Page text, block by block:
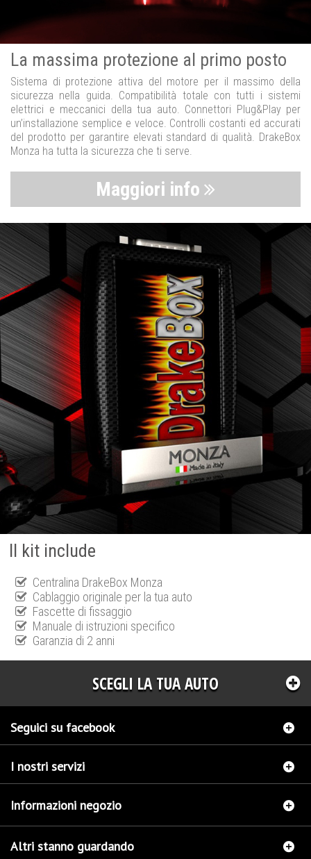
La massima protezione al primo posto
Sistema di protezione attiva del motore per il massimo della
sicurezza nella guida. Compatibilità totale con tutti i sistemi
elettrici e meccanici della tua auto. Connettori Plug&Play per
un’installazione semplice e veloce. Controlli costanti ed accurati
del prodotto per garantire elevati standard di qualità. DrakeBox
Monza ha tutta la sicurezza che ti serve.
Maggiori info
Il kit include
Centralina DrakeBox Monza
Cablaggio originale per la tua auto
Fascette di fissaggio
Manuale di istruzioni specifico
Garanzia di 2 anni
SCEGLI LA TUA AUTO
Seguici su facebook
I nostri servizi
Informazioni negozio
Altri stanno guardando